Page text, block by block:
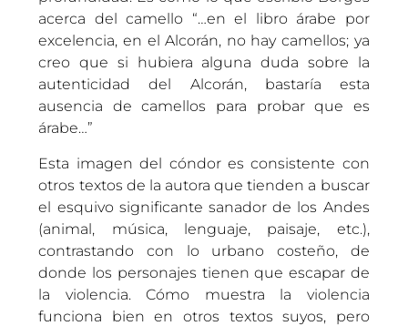
acerca del camello “…en el libro árabe por
excelencia, en el Alcorán, no hay camellos; ya
creo que si hubiera alguna duda sobre la
autenticidad del Alcorán, bastaría esta
ausencia de camellos para probar que es
árabe…”
Esta imagen del cóndor es consistente con
otros textos de la autora que tienden a buscar
el esquivo significante sanador de los Andes
(animal, música, lenguaje, paisaje, etc.),
contrastando con lo urbano costeño, de
donde los personajes tienen que escapar de
la violencia. Cómo muestra la violencia
funciona bien en otros textos suyos, pero